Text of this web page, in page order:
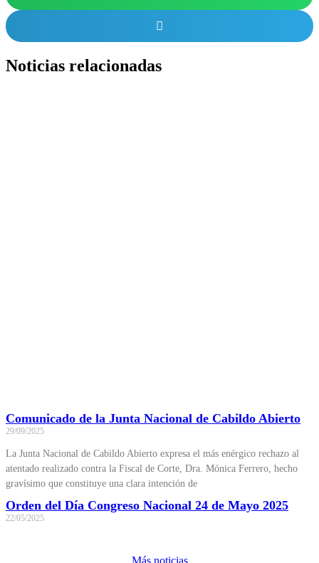
Noticias relacionadas
Comunicado de la Junta Nacional de Cabildo Abierto
29/09/2025
La Junta Nacional de Cabildo Abierto expresa el más enérgico rechazo al
atentado realizado contra la Fiscal de Corte, Dra. Mónica Ferrero, hecho
gravísimo que constituye una clara intención de
Orden del Día Congreso Nacional 24 de Mayo 2025
22/05/2025